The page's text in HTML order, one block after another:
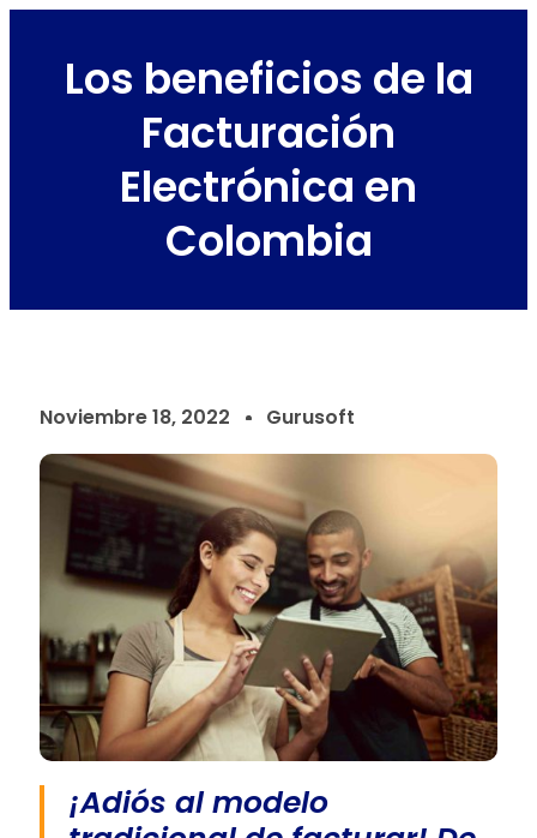
Los beneficios de la
Facturación
Electrónica en
Colombia
Noviembre 18, 2022 Gurusoft
¡Adiós al modelo